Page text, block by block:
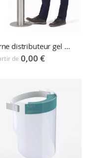
Borne distributeur gel hydroalcoolique AN-GEL
de 0,00 €